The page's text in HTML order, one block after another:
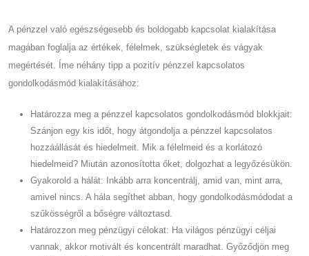
A pénzzel való egészségesebb és boldogabb kapcsolat kialakítása
magában foglalja az értékek, félelmek, szükségletek és vágyak
megértését. Íme néhány tipp a pozitív pénzzel kapcsolatos
gondolkodásmód kialakításához:
Határozza meg a pénzzel kapcsolatos gondolkodásmód blokkjait:
Szánjon egy kis időt, hogy átgondolja a pénzzel kapcsolatos
hozzáállását és hiedelmeit. Mik a félelmeid és a korlátozó
hiedelmeid? Miután azonosította őket, dolgozhat a legyőzésükön.
Gyakorold a hálát: Inkább arra koncentrálj, amid van, mint arra,
amivel nincs. A hála segíthet abban, hogy gondolkodásmódodat a
szűkösségről a bőségre változtasd.
Határozzon meg pénzügyi célokat: Ha világos pénzügyi céljai
vannak, akkor motivált és koncentrált maradhat. Győződjön meg